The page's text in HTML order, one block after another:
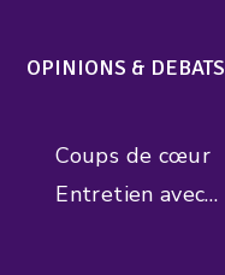
OPINIONS & DEBATS
Coups de cœur
Entretien avec…